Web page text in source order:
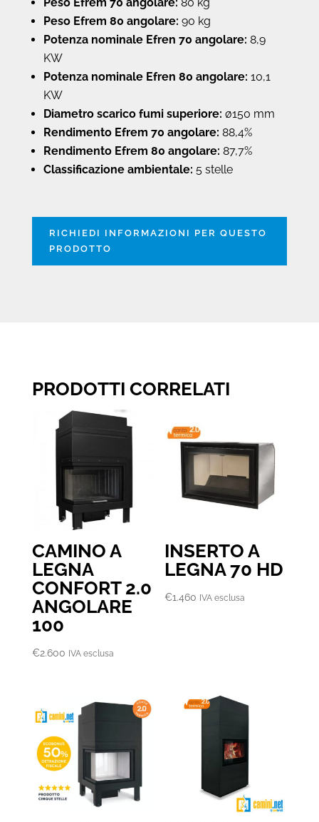
Peso Efrem 80 angolare: 90 kg
Potenza nominale Efren 70 angolare: 8,9
KW
Potenza nominale Efren 80 angolare: 10,1
KW
Diametro scarico fumi superiore: ø150 mm
Rendimento Efrem 70 angolare: 88,4%
Rendimento Efrem 80 angolare: 87,7%
Classificazione ambientale: 5 stelle
RICHIEDI INFORMAZIONI PER QUESTO
PRODOTTO
PRODOTTI CORRELATI
CAMINO A
LEGNA
CONFORT 2.0
ANGOLARE
100
€2.600 IVA esclusa
INSERTO A
LEGNA 70 HD
€1.460 IVA esclusa